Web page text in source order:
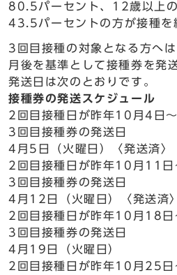
80.5パーセント、12歳以上
43.5パーセントの方が接種を
3回目接種の対象となる方へ
月後を基準として接種券を発
発送日は次のとおりです。
接種券の発送スケジュール
2回目接種日が昨年10月4日
3回目接種券の発送日
4月5日（火曜日）〈発送済〉
2回目接種日が昨年10月11
3回目接種券の発送日
4月12日（火曜日）〈発送済〉
2回目接種日が昨年10月18
3回目接種券の発送日
4月19日（火曜日）
2回目接種日が昨年10月25